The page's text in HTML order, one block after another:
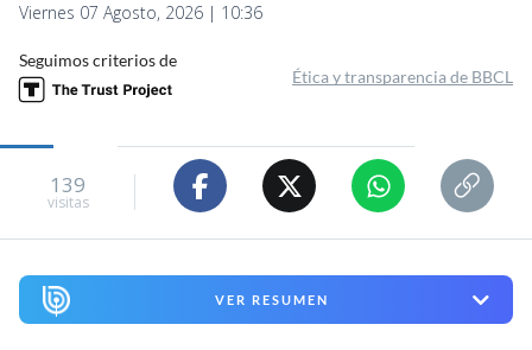
Viernes 07 Agosto, 2026 | 10:36
Seguimos criterios de
Ética y transparencia de BBCL
139
visitas
VER RESUMEN